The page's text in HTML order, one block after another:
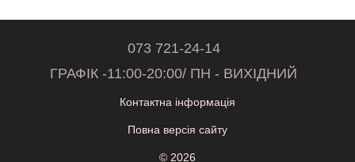
073 721-24-14
ГРАФІК -11:00-20:00/ ПН - ВИХІДНИЙ
Контактна інформація
Повна версія сайту
© 2026